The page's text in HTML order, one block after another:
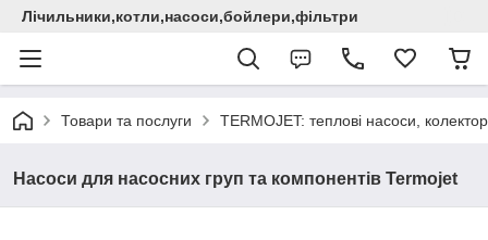
Лічильники,котли,насоси,бойлери,фільтри
Товари та послуги TERMOJET: теплові насоси,
Насоси для насосних груп та компонентів Termojet